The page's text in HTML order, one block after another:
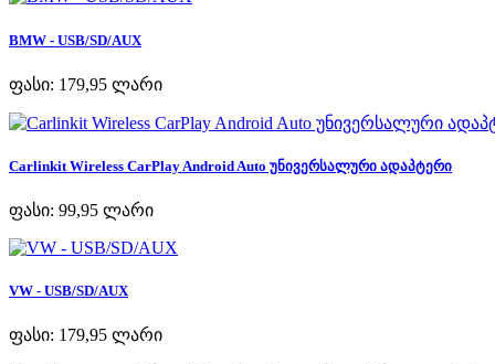
BMW - USB/SD/AUX
ფასი: 179,95 ლარი
Carlinkit Wireless CarPlay Android Auto უნივერსალური ადაპტერი
ფასი: 99,95 ლარი
VW - USB/SD/AUX
ფასი: 179,95 ლარი